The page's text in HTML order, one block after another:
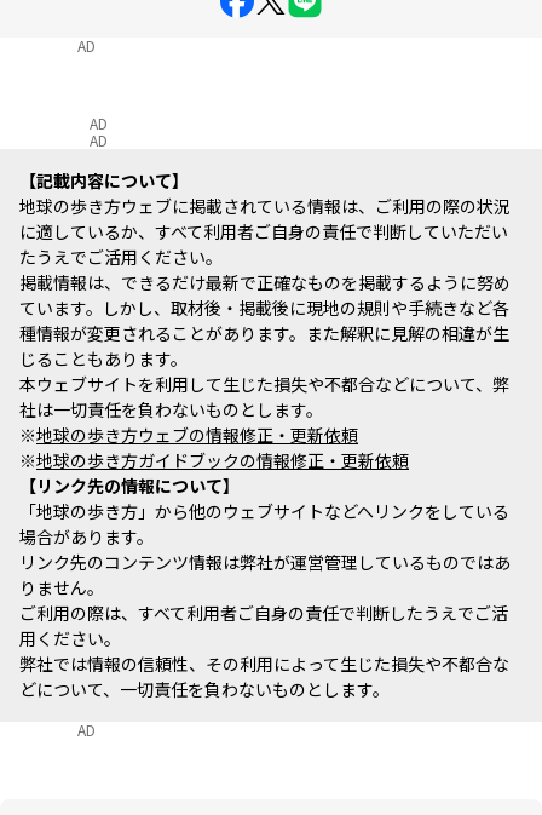
AD
AD
AD
記載内容について
地球の歩き方ウェブに掲載されている情報は、ご利用の際の状況
に適しているか、すべて利用者ご自身の責任で判断していただい
たうえでご活用ください。
掲載情報は、できるだけ最新で正確なものを掲載するように努め
ています。しかし、取材後・掲載後に現地の規則や手続きなど各
種情報が変更されることがあります。また解釈に見解の相違が生
じることもあります。
本ウェブサイトを利用して生じた損失や不都合などについて、弊
社は一切責任を負わないものとします。
※地球の歩き方ウェブの情報修正・更新依頼
※地球の歩き方ガイドブックの情報修正・更新依頼
リンク先の情報について
「地球の歩き方」から他のウェブサイトなどへリンクをしている
場合があります。
リンク先のコンテンツ情報は弊社が運営管理しているものではあ
りません。
ご利用の際は、すべて利用者ご自身の責任で判断したうえでご活
用ください。
弊社では情報の信頼性、その利用によって生じた損失や不都合な
どについて、一切責任を負わないものとします。
AD